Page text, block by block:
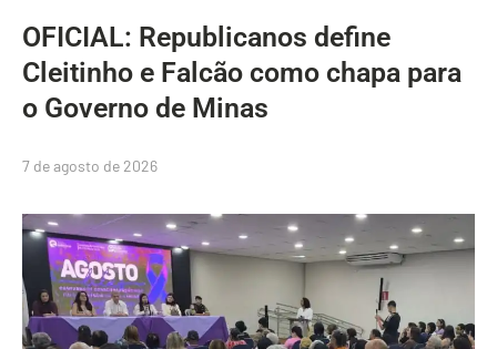
OFICIAL: Republicanos define
Cleitinho e Falcão como chapa para
o Governo de Minas
7 de agosto de 2026